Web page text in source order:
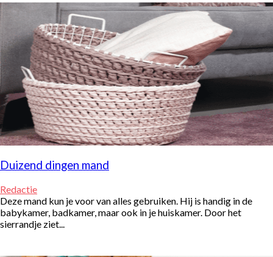
Duizend dingen mand
Redactie
Deze mand kun je voor van alles gebruiken. Hij is handig in de
babykamer, badkamer, maar ook in je huiskamer. Door het
sierrandje ziet...